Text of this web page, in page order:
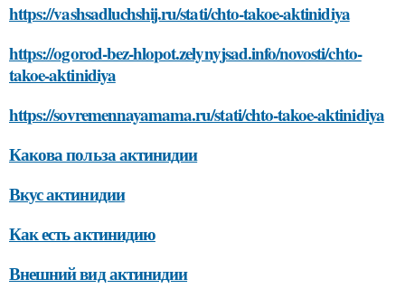
https://vashsadluchshij.ru/stati/chto-takoe-aktinidiya
https://ogorod-bez-hlopot.zelynyjsad.info/novosti/chto-
takoe-aktinidiya
https://sovremennayamama.ru/stati/chto-takoe-aktinidiya
Какова польза актинидии
Вкус актинидии
Как есть актинидию
Внешний вид актинидии